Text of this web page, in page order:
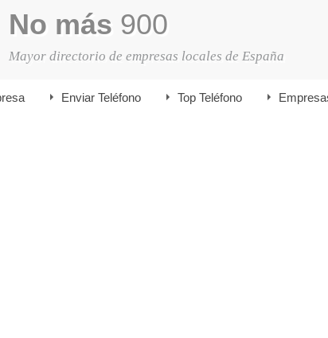
No más 900
Mayor directorio de empresas locales de España
Enviar Teléfono Top Teléfono